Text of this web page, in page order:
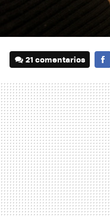
21 comentarios